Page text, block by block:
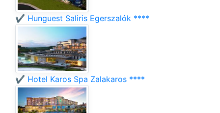
✔️ Hunguest Saliris Egerszalók ****
✔️ Hotel Karos Spa Zalakaros ****